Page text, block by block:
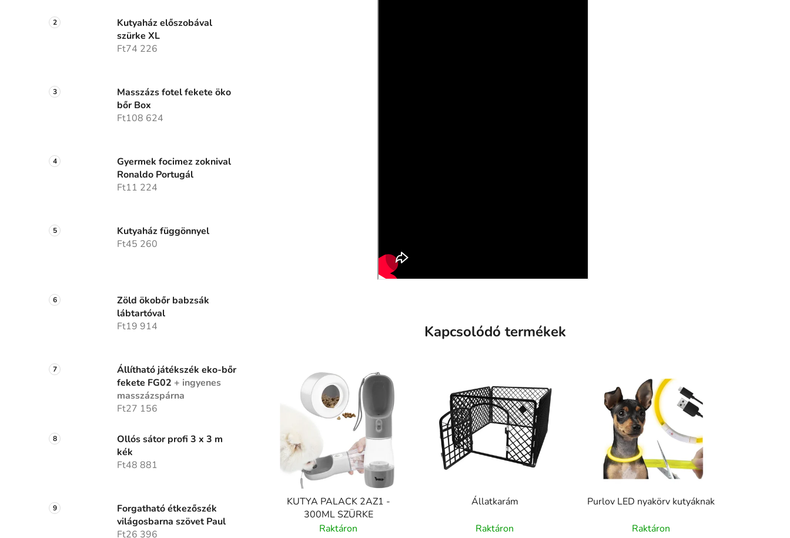
Kutyaház előszobával
szürke XL
Ft74 226
Masszázs fotel fekete öko
bőr Box
Ft108 624
Gyermek focimez zoknival
Ronaldo Portugál
Ft11 224
Kutyaház függönnyel
Ft45 260
Zöld ökobőr babzsák
lábtartóval
Ft19 914
Állítható játékszék eko-bőr
fekete FG02 + ingyenes
masszázspárna
Ft27 156
Ollós sátor profi 3 x 3 m
kék
Ft48 881
Forgatható étkezőszék
világosbarna szövet Paul
Ft26 396
Kapcsolódó termékek
KUTYA PALACK 2AZ1 -
300ML SZÜRKE
Raktáron
Állatkarám
Raktáron
Purlov LED nyakörv kutyáknak
Raktáron